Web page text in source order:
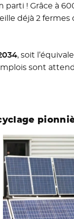
parti ! Grâce à
déjà 2 fermes
, soit
sont